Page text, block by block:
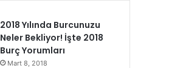
2018 Yılında Burcunuzu
Neler Bekliyor! İşte 2018
Burç Yorumları
Mart 8, 2018